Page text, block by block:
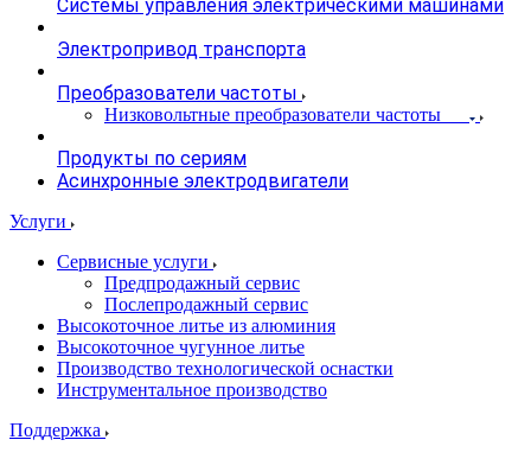
Системы управления электрическими машинами
Электропривод транспорта
Преобразователи частоты
Низковольтные преобразователи частоты
Продукты по сериям
Асинхронные электродвигатели
Услуги
Сервисные услуги
Предпродажный сервис
Послепродажный сервис
Высокоточное литье из алюминия
Высокоточное чугунное литье
Производство технологической оснастки
Инструментальное производство
Поддержка